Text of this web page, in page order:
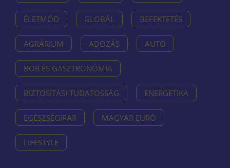
ÉLETMÓD GLOBÁL BEFEKTETÉS
AGRÁRIUM ADÓZÁS AUTÓ
BOR ÉS GASZTRONÓMIA
BIZTOSÍTÁSI TUDATOSSÁG ENERGETIKA
EGÉSZSÉGIPAR MAGYAR EURÓ
LIFESTYLE